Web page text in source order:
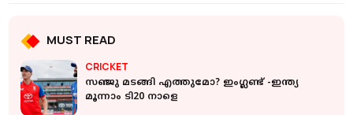
MUST READ
CRICKET
സഞ്ജു മടങ്ങി എത്തുമോ? ഇംഗ്ലണ്ട് -ഇന്ത്യ
മൂന്നാം ടി20 നാളെ